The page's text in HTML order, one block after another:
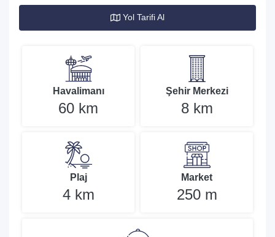
Yol Tarifi Al
Havalimanı
60 km
Şehir Merkezi
8 km
Plaj
4 km
Market
250 m